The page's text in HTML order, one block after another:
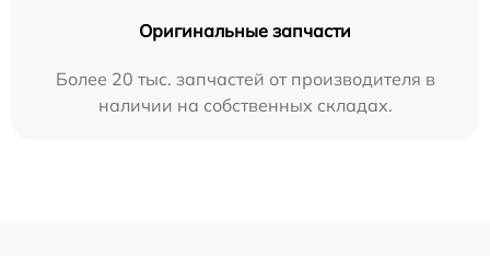
Оригинальные запчасти
Более 20 тыс. запчастей от производителя в
наличии на собственных складах.